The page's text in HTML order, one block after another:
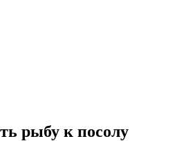
рыбу к посолу